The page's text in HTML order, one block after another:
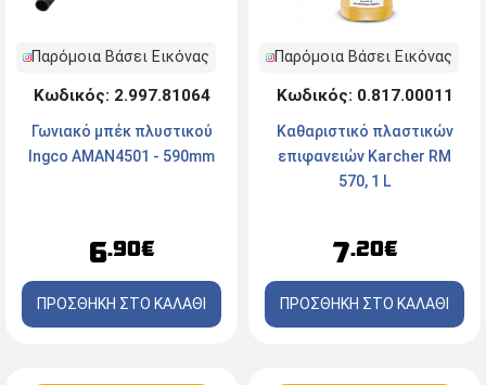
Παρόμοια Βάσει Εικόνας
Κωδικός: 2.997.81064
Γωνιακό μπέκ πλυστικού
Ingco AMAN4501 - 590mm
6.90€
ΠΡΟΣΘΗΚΗ ΣΤΟ ΚΑΛΑΘΙ
Παρόμοια Βάσει Εικόνας
Κωδικός: 0.817.00011
Καθαριστικό πλαστικών
επιφανειών Karcher RM
570, 1 L
7.20€
ΠΡΟΣΘΗΚΗ ΣΤΟ ΚΑΛΑΘΙ